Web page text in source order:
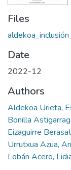
Files
Date
2022-12
Authors
Aldekoa Urieta,
Bonilla
Eizaguirre
Urrutxua Azua,
Lobán Acero,